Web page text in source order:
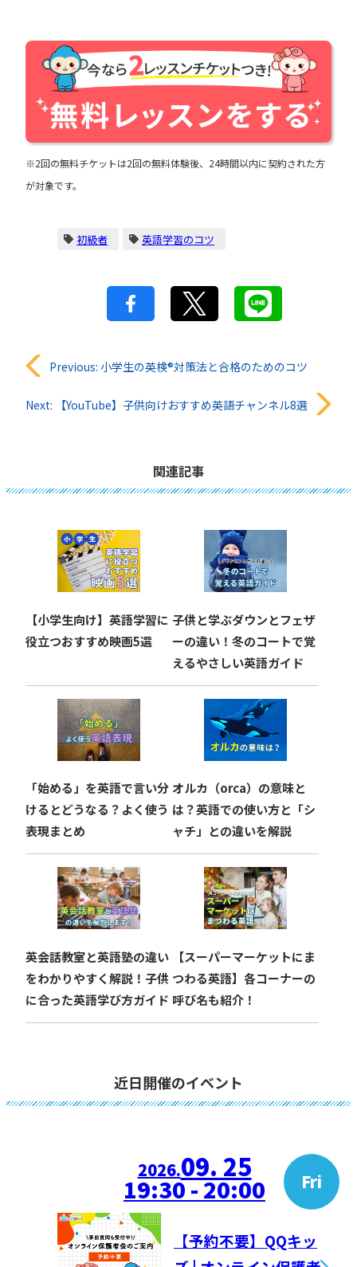
※2回の無料チケットは2回の無料体験後、24時間以内に契約された方
が対象です。
初級者 英語学習のコツ
投
稿
ョ
ン
Previous: 小学生の英検®︎対策法と合格のためのコツ
Next: 【YouTube】子供向けおすすめ英語チャンネル8選
関連記事
【小学生向け】英語学習に
役立つおすすめ映画5選
子供と学ぶダウンとフェザ
ーの違い！冬のコートで覚
えるやさしい英語ガイド
「始める」を英語で言い分
けるとどうなる？よく使う
表現まとめ
オルカ（orca）の意味と
は？英語での使い方と「シ
ャチ」との違いを解説
英会話教室と英語塾の違い
をわかりやすく解説！子供
に合った英語学び方ガイド
【スーパーマーケットにま
つわる英語】各コーナーの
呼び名も紹介！
近日開催のイベント
2026.09. 25 Fri
19:30 - 20:00
【予約不要】QQキッ